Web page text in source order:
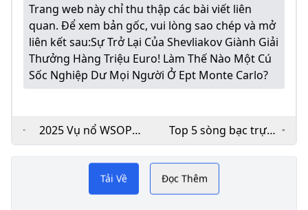
Trang web này chỉ thu thập các bài viết liên
quan. Để xem bản gốc, vui lòng sao chép và mở
liên kết sau:Sự Trở Lại Của Shevliakov Giành Giải
Thưởng Hàng Triệu Euro! Làm Thế Nào Một Cú
Sốc Nghiệp Dư Mọi Người Ở Ept Monte Carlo?
2025 Vụ nổ WSOP!
Các định dạng mới +
Giải thưởng lớn
người chơi poker
không được bỏ lỡ nó!
Top 5 sòng bạc trực
tuyến năm 2025: chơi
ở đâu và giành chiến
thắng lớn
Những ứng dụng chơi
Game Poker phổ biến. Tải
Tải Về Đọc Thêm